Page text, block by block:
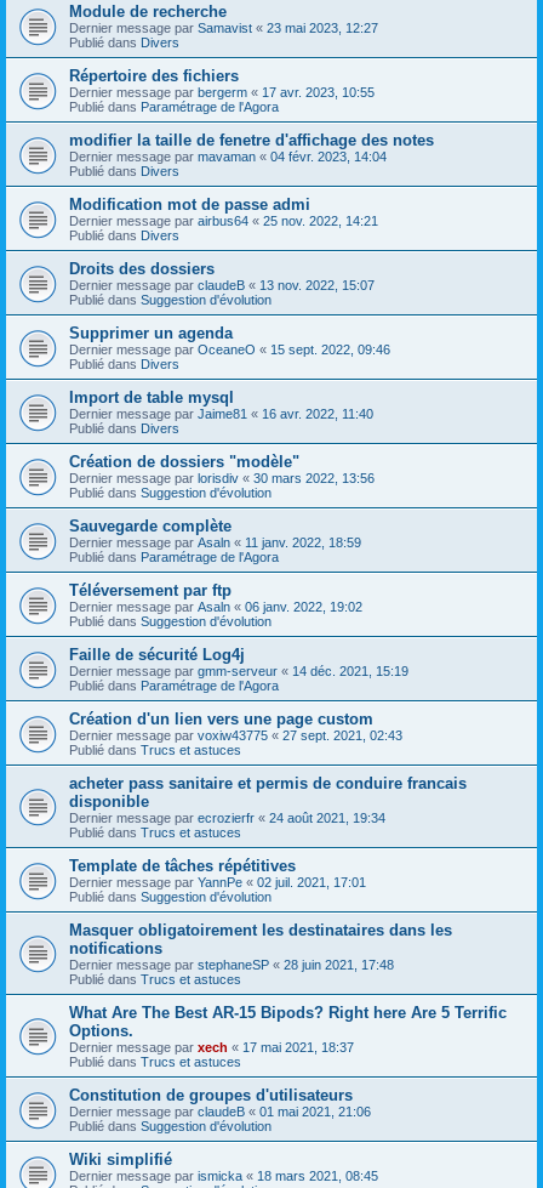
Module de recherche
Dernier message par Samavist « 23 mai 2023, 12:27
Publié dans Divers
Répertoire des fichiers
Dernier message par bergerm « 17 avr. 2023, 10:55
Publié dans Paramétrage de l'Agora
modifier la taille de fenetre d'affichage des notes
Dernier message par mavaman « 04 févr. 2023, 14:04
Publié dans Divers
Modification mot de passe admi
Dernier message par airbus64 « 25 nov. 2022, 14:21
Publié dans Divers
Droits des dossiers
Dernier message par claudeB « 13 nov. 2022, 15:07
Publié dans Suggestion d'évolution
Supprimer un agenda
Dernier message par OceaneO « 15 sept. 2022, 09:46
Publié dans Divers
Import de table mysql
Dernier message par Jaime81 « 16 avr. 2022, 11:40
Publié dans Divers
Création de dossiers "modèle"
Dernier message par lorisdiv « 30 mars 2022, 13:56
Publié dans Suggestion d'évolution
Sauvegarde complète
Dernier message par Asaln « 11 janv. 2022, 18:59
Publié dans Paramétrage de l'Agora
Téléversement par ftp
Dernier message par Asaln « 06 janv. 2022, 19:02
Publié dans Suggestion d'évolution
Faille de sécurité Log4j
Dernier message par gmm-serveur « 14 déc. 2021, 15:19
Publié dans Paramétrage de l'Agora
Création d'un lien vers une page custom
Dernier message par voxiw43775 « 27 sept. 2021, 02:43
Publié dans Trucs et astuces
acheter pass sanitaire et permis de conduire francais
disponible
Dernier message par ecrozierfr « 24 août 2021, 19:34
Publié dans Trucs et astuces
Template de tâches répétitives
Dernier message par YannPe « 02 juil. 2021, 17:01
Publié dans Suggestion d'évolution
Masquer obligatoirement les destinataires dans les
notifications
Dernier message par stephaneSP « 28 juin 2021, 17:48
Publié dans Trucs et astuces
What Are The Best AR-15 Bipods? Right here Are 5 Terrific
Options.
Dernier message par xech « 17 mai 2021, 18:37
Publié dans Trucs et astuces
Constitution de groupes d'utilisateurs
Dernier message par claudeB « 01 mai 2021, 21:06
Publié dans Suggestion d'évolution
Wiki simplifié
Dernier message par ismicka « 18 mars 2021, 08:45